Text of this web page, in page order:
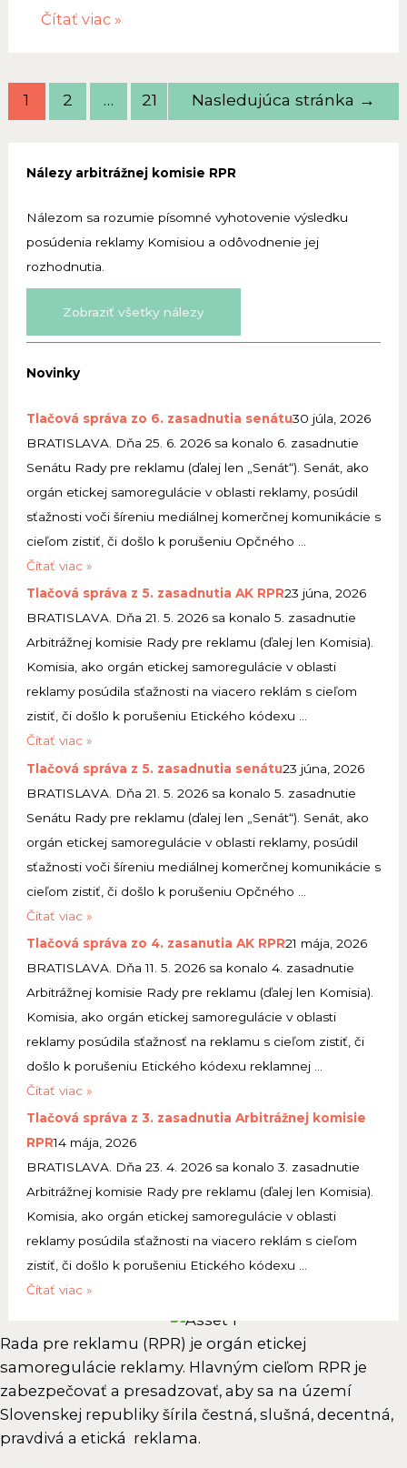
Tlačová
3.
Čítať viac »
Navigácia
v
1 2 … 21 Nasledujúca stránka →
Nálezy arbitrážnej komisie RPR
Nálezom sa rozumie písomné vyhotovenie výsledku
posúdenia reklamy Komisiou a odôvodnenie jej
rozhodnutia.
Zobraziť všetky nálezy
Novinky
Tlačová správa zo 6. zasadnutia senátu30 júla, 2026
BRATISLAVA. Dňa 25. 6. 2026 sa konalo 6. zasadnutie
Senátu Rady pre reklamu (ďalej len „Senát“). Senát, ako
orgán etickej samoregulácie v oblasti reklamy, posúdil
sťažnosti voči šíreniu mediálnej komerčnej komunikácie s
cieľom zistiť, či došlo k porušeniu Opčného …
T
l
a
č
o
v
á
s
p
o
u
Čítať viac »
Tlačová správa z 5. zasadnutia AK RPR23 júna, 2026
BRATISLAVA. Dňa 21. 5. 2026 sa konalo 5. zasadnutie
Arbitrážnej komisie Rady pre reklamu (ďalej len Komisia).
Komisia, ako orgán etickej samoregulácie v oblasti
reklamy posúdila sťažnosti na viacero reklám s cieľom
zistiť, či došlo k porušeniu Etického kódexu …
T
l
a
č
o
v
á
s
p
5
a
Čítať viac »
Tlačová správa z 5. zasadnutia senátu23 júna, 2026
BRATISLAVA. Dňa 21. 5. 2026 sa konalo 5. zasadnutie
Senátu Rady pre reklamu (ďalej len „Senát“). Senát, ako
orgán etickej samoregulácie v oblasti reklamy, posúdil
sťažnosti voči šíreniu mediálnej komerčnej komunikácie s
cieľom zistiť, či došlo k porušeniu Opčného …
T
l
a
č
o
v
á
s
p
r
á
v
a
Čítať viac »
Tlačová správa zo 4. zasanutia AK RPR21 mája, 2026
BRATISLAVA. Dňa 11. 5. 2026 sa konalo 4. zasadnutie
Arbitrážnej komisie Rady pre reklamu (ďalej len Komisia).
Komisia, ako orgán etickej samoregulácie v oblasti
reklamy posúdila sťažnosť na reklamu s cieľom zistiť, či
došlo k porušeniu Etického kódexu reklamnej …
T
l
a
č
o
v
á
s
p
á
z
o
Čítať viac »
Tlačová správa z 3. zasadnutia Arbitrážnej komisie
RPR14 mája, 2026
BRATISLAVA. Dňa 23. 4. 2026 sa konalo 3. zasadnutie
Arbitrážnej komisie Rady pre reklamu (ďalej len Komisia).
Komisia, ako orgán etickej samoregulácie v oblasti
reklamy posúdila sťažnosti na viacero reklám s cieľom
zistiť, či došlo k porušeniu Etického kódexu …
T
a
č
o
v
á
Čítať viac »
Rada pre reklamu (RPR) je orgán etickej
samoregulácie reklamy. Hlavným cieľom RPR je
zabezpečovať a presadzovať, aby sa na území
Slovenskej republiky šírila čestná, slušná, decentná,
pravdivá a etická reklama.